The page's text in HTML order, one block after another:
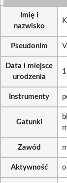
Imię i
nazwisko
Pseudonim
Data i miejsce
urodzenia
Instrumenty
Gatunki
Zawód
Aktywność